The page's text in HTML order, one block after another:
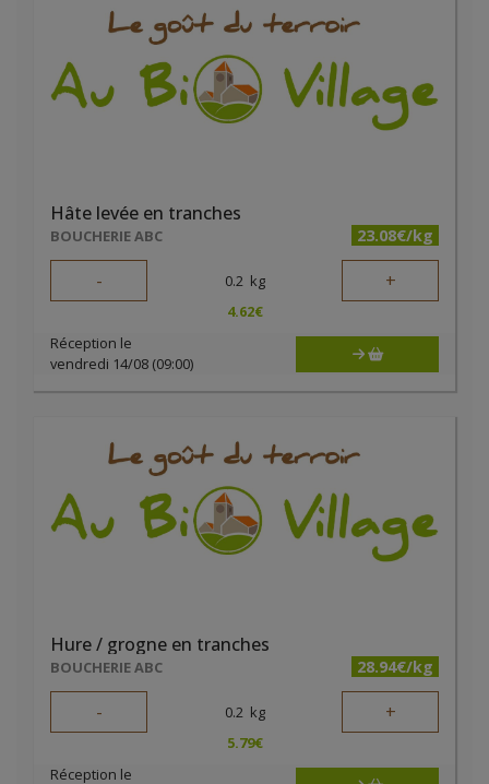
Hâte levée en tranches
BOUCHERIE ABC 23.08€/kg
- 0.2 kg +
4.62€
Réception le
vendredi 14/08 (09:00)
Hure / grogne en tranches
BOUCHERIE ABC 28.94€/kg
- 0.2 kg +
5.79€
Réception le